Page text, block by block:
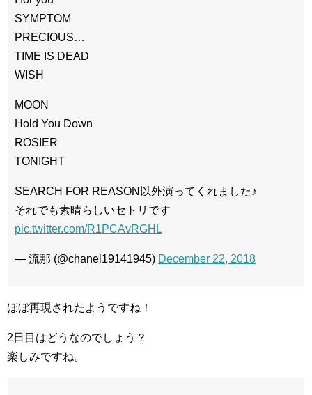
SYMPTOM
PRECIOUS…
TIME IS DEAD
WISH
MOON
Hold You Down
ROSIER
TONIGHT
SEARCH FOR REASON以外演ってくれました♪
それでも素晴らしいセトリです
pic.twitter.com/R1PCAvRGHL
— 流那 (@chanel19141945) December 22, 2018
ほぼ再現されたようですね！
2日目はどうなのでしょう？
楽しみですね。